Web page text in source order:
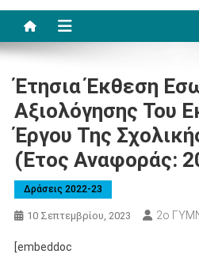
Έτησια Έκθεση
Αξιολόγησης Του
Έργου Της
(έτος Αναφοράς:
Δράσεις 2022-23
10 Σεπτεμβρίου, 2023 2ο
[embeddoc